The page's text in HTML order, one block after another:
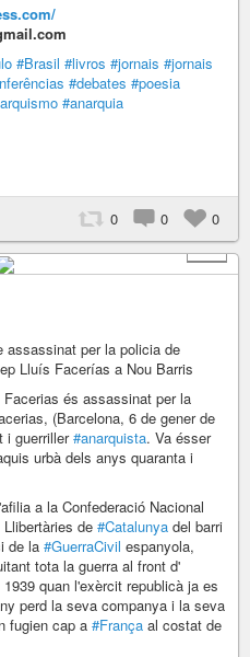
#Brasil #livros #jornais #jornais
#debates #poesia
#anarquia
0 0
0
+ 2
assassinat per la policia de
Lluís Facerías a Nou Barris
és assassinat per la
(Barcelona, 6 de gener de
i guerriller#anarquista. Va ésser
urbà dels anys quaranta i
a la Confederació Nacional
de #Catalunya del barri
de la #GuerraCivil espanyola,
tota la guerra al front d'
quan l'exèrcit republicà ja es
perd la seva companya i la seva
fugien cap a #França al costat de